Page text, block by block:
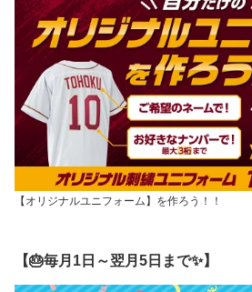
【オリジナルユニフォーム】を作ろう！！
【🎂毎月1日～翌月5日まで✨】